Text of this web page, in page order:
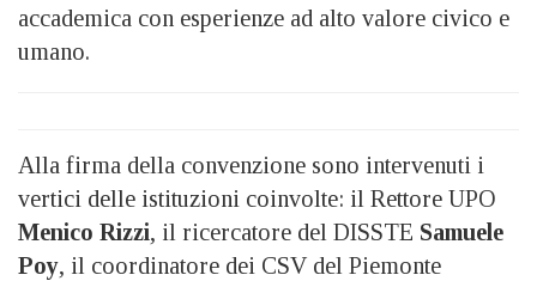
accademica con esperienze ad alto valore civico e
umano.
Alla firma della convenzione sono intervenuti i
vertici delle istituzioni coinvolte: il Rettore UPO
Menico Rizzi, il ricercatore del DISSTE Samuele
Poy, il coordinatore dei CSV del Piemonte